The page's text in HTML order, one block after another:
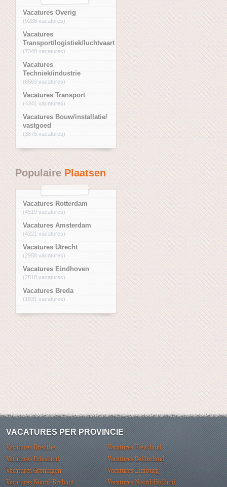
Vacatures Overig
(9288 vacatures)
Vacatures
Transport/logistiek/luchtvaart
(7348 vacatures)
Vacatures
Techniek/industrie
(6563 vacatures)
Vacatures Transport
(4341 vacatures)
Vacatures Bouw/installatie/
vastgoed
(3875 vacatures)
PopulairePlaatsen
Vacatures Rotterdam
(4519 vacatures)
Vacatures Amsterdam
(4221 vacatures)
Vacatures Utrecht
(2958 vacatures)
Vacatures Eindhoven
(2518 vacatures)
Vacatures Breda
(1831 vacatures)
VACATURES PER PROVINCIE
Vacatures Drenthe
Vacatures Flevoland
Vacatures Friesland
Vacatures Gelderland
Vacatures Groningen
Vacatures Limburg
Vacatures Noord-Brabant
Vacatures Noord-Holland